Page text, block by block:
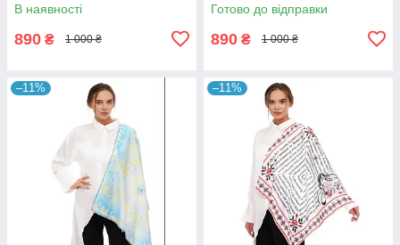
В наявності
890 ₴ 1 000 ₴
Готово до відправки
890 ₴ 1 000 ₴
–11% –11%